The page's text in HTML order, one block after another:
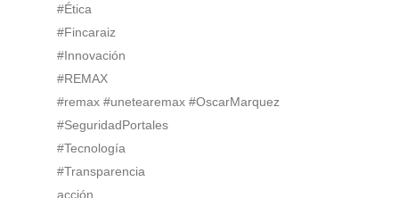
#Ética
#Fincaraiz
#Innovación
#REMAX
#remax #unetearemax #OscarMarquez
#SeguridadPortales
#Tecnología
#Transparencia
acción